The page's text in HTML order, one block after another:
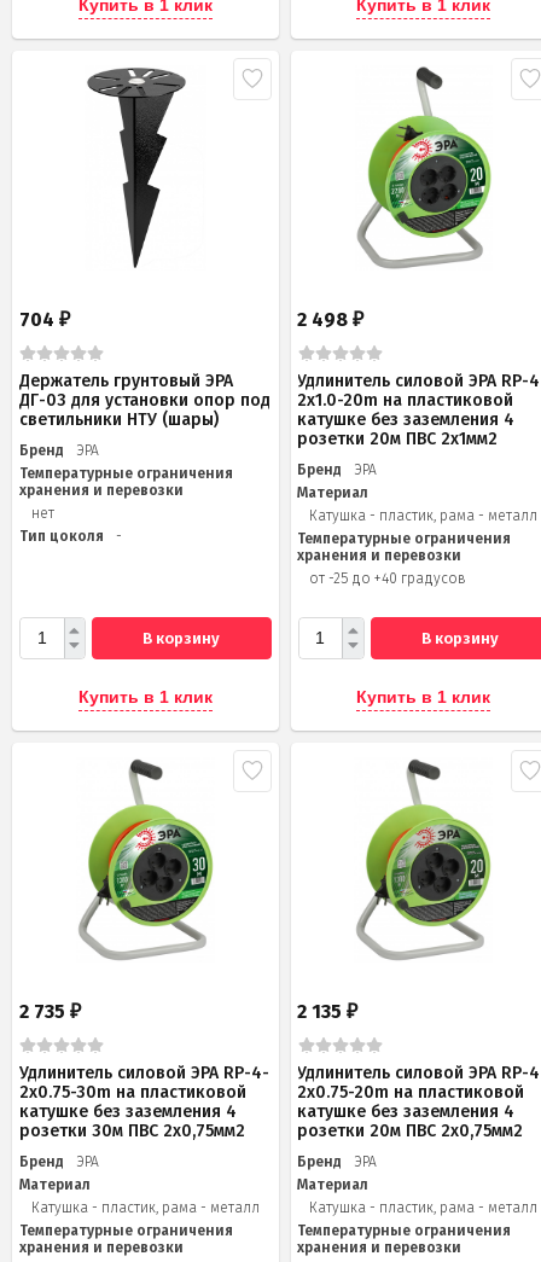
Купить в 1 клик Купить в 1 клик
704 ₽
Держатель грунтовый ЭРА
ДГ-03 для установки опор под
светильники НТУ (шары)
Бренд
ЭРА
Температурные ограничения
хранения и перевозки
нет
Тип цоколя
-
В корзину
Купить в 1 клик
2 498₽
Удлинитель силовой ЭРА RP-
2x1.0-20m на пластиковой
катушке без заземления 4
розетки 20м ПВС 2х1мм2
Бренд
ЭРА
Материал
Катушка - пластик, рама - металл
Температурные ограничения
хранения и перевозки
от -25 до +40 градусов
В корзину
Купить в 1 клик
2 735 ₽
Удлинитель силовой ЭРА RP-4-
2x0.75-30m на пластиковой
катушке без заземления 4
розетки 30м ПВС 2х0,75мм2
Бренд
ЭРА
Материал
Катушка - пластик, рама - металл
Температурные ограничения
хранения и перевозки
2 135₽
Удлинитель силовой ЭРА RP-
2x0.75-20m на пластиковой
катушке без заземления 4
розетки 20м ПВС 2х0,75мм2
Бренд
ЭРА
Материал
Катушка - пластик, рама - металл
Температурные ограничения
хранения и перевозки